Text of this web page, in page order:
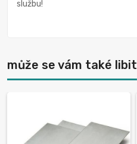
službu!
může se vám také libit